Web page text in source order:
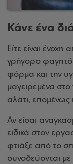
Κάνε ένα
Είτε είναι
γρήγορο φαγητό
φόρμα και την
μαγειρεμένα
αλάτι, επομένως
Αν είσαι
ειδικά στον
φτιάξε από το
συνοδεύονται με